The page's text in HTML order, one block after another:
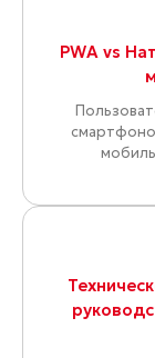
PWA vs